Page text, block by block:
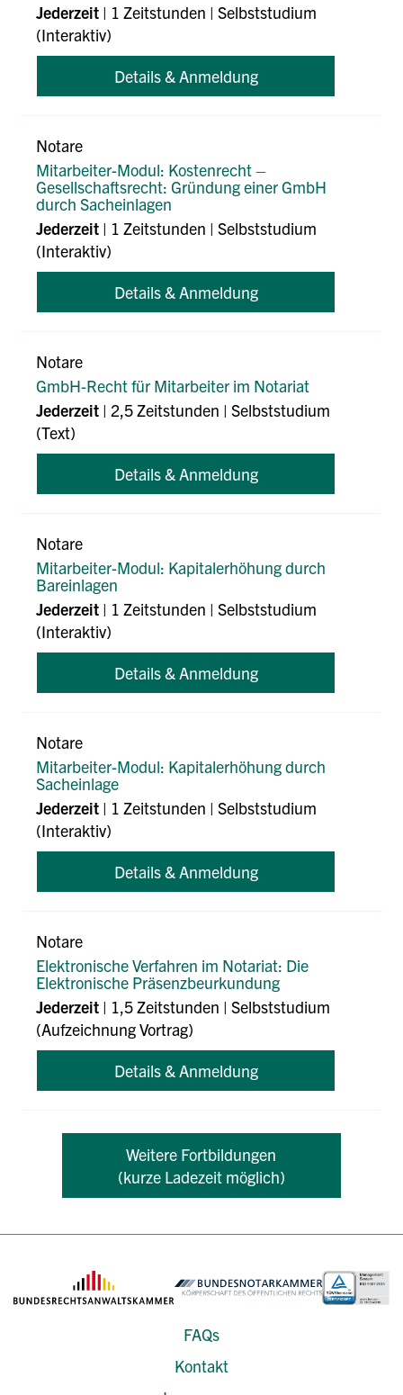
Jederzeit | 1 Zeitstunden | Selbststudium
(Interaktiv)
Details & Anmeldung
Notare
Mitarbeiter-Modul: Kostenrecht –
Gesellschaftsrecht: Gründung einer GmbH
durch Sacheinlagen
Jederzeit | 1 Zeitstunden | Selbststudium
(Interaktiv)
Details & Anmeldung
Notare
GmbH-Recht für Mitarbeiter im Notariat
Jederzeit | 2,5 Zeitstunden | Selbststudium
(Text)
Details & Anmeldung
Notare
Mitarbeiter-Modul: Kapitalerhöhung durch
Bareinlagen
Jederzeit | 1 Zeitstunden | Selbststudium
(Interaktiv)
Details & Anmeldung
Notare
Mitarbeiter-Modul: Kapitalerhöhung durch
Sacheinlage
Jederzeit | 1 Zeitstunden | Selbststudium
(Interaktiv)
Details & Anmeldung
Notare
Elektronische Verfahren im Notariat: Die
Elektronische Präsenzbeurkundung
Jederzeit | 1,5 Zeitstunden | Selbststudium
(Aufzeichnung Vortrag)
Details & Anmeldung
Weitere Fortbildungen
(kurze Ladezeit möglich)
FAQs
Kontakt